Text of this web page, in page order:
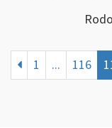
1 ... 116